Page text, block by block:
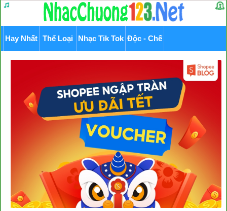
Hay Nhất Thể Loại Nhạc Tik Tok Độc - Chế